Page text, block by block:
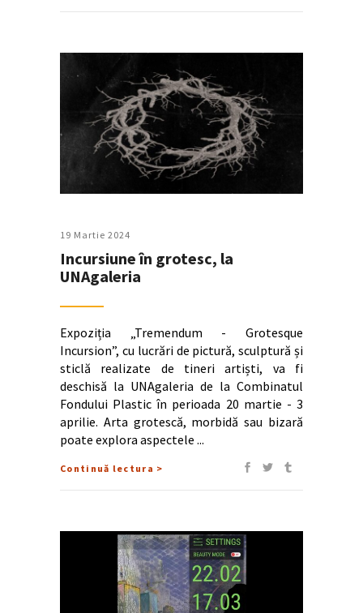
19 Martie 2024
Incursiune în grotesc, la
UNAgaleria
Expoziția „Tremendum - Grotesque
Incursion”, cu lucrări de pictură, sculptură și
sticlă realizate de tineri artiști, va fi
deschisă la UNAgaleria de la Combinatul
Fondului Plastic în perioada 20 martie - 3
aprilie. Arta grotescă, morbidă sau bizară
poate explora aspectele
Continuă lectura >